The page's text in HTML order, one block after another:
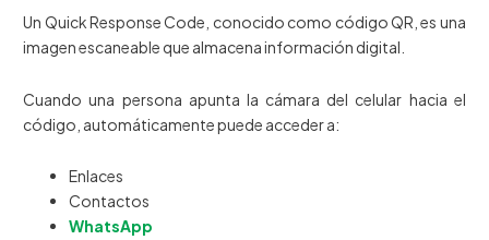
Un Quick Response Code, conocido como código QR, es una
imagen escaneable que almacena información digital.
Cuando una persona apunta la cámara del celular hacia el
código, automáticamente puede acceder a:
Enlaces
Contactos
WhatsApp